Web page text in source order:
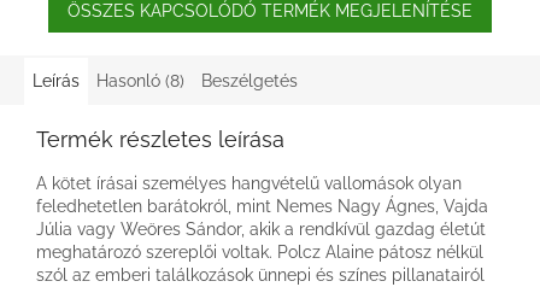
ÖSSZES KAPCSOLÓDÓ TERMÉK MEGJELENÍTÉSE
Leírás Hasonló (8) Beszélgetés
Termék részletes leírása
A kötet írásai személyes hangvételű vallomások olyan
feledhetetlen barátokról, mint Nemes Nagy Ágnes, Vajda
Júlia vagy Weöres Sándor, akik a rendkívül gazdag életút
meghatározó szereplői voltak. Polcz Alaine pátosz nélkül
szól az emberi találkozások ünnepi és színes pillanatairól